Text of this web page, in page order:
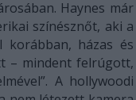
Haynes már
színésznőt, aki a
korábban, házas és
– mindent felrúgott,
A hollywoodi